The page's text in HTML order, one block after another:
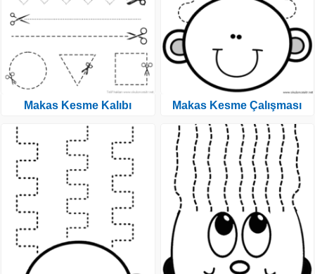
Makas Kesme Kalıbı Makas Kesme Çalışması